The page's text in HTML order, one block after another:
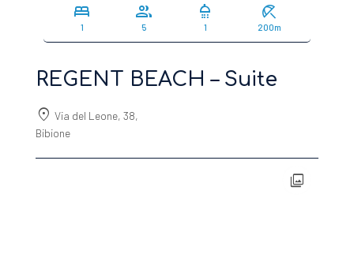
bed
1
group
5
shower
1
beach_access
200m
REGENT BEACH – Suite
location_on Via del Leone, 38,
Bibione
photo_library